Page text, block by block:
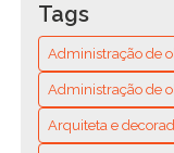
COMO ENCONTRAR O ENCANADOR MAIS PRÓXIMO DE
VOCÊ? GUIA
PROBLEMAS
COMO ENCONTRAR O MELHOR ENCANADOR
RESIDENCIAL
Tags
Administração de
Administração de
Arquiteta e